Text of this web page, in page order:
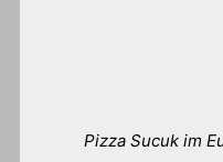
Pizza Sucuk im